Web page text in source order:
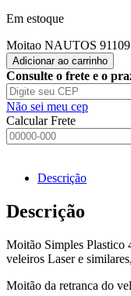
Em estoque
Moitao NAUTOS 91109
Adicionar ao carrinho
Consulte o frete e o
Não sei meu cep
Calcular Frete
Descrição
Descrição
Moitão Simples Plastico
veleiros Laser e
Moitão da retranca do